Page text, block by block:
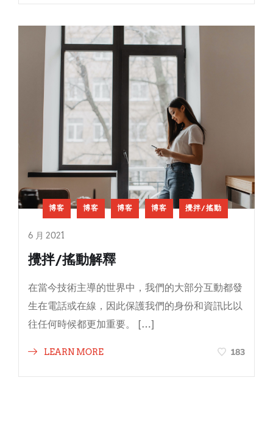
博客 博客 博客 博客 攪拌/搖動
6 月 2021
攪拌/搖動解釋
在當今技術主導的世界中，我們的大部分互動都發
生在電話或在線，因此保護我們的身份和資訊比以
往任何時候都更加重要。 […]
LEARN MORE 183